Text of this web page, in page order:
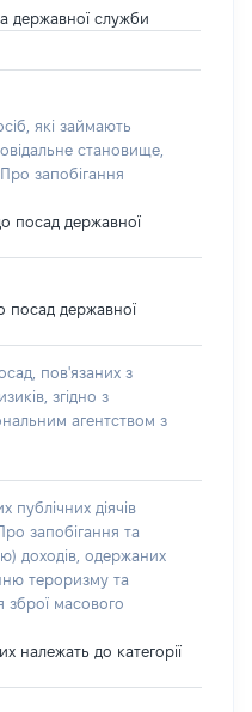
державної служби
які займають
становище,
запобігання
посад державної
посад державної
пов'язаних з
згідно з
агентством з
публічних діячів
запобігання та
доходів, одержаних
тероризму та
масового
належать до категорії